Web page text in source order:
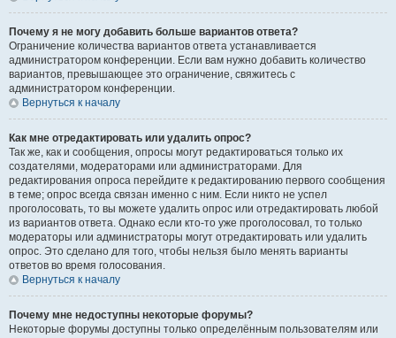
Почему я не могу добавить больше вариантов ответа?
Ограничение количества вариантов ответа устанавливается
администратором конференции. Если вам нужно добавить количество
вариантов, превышающее это ограничение, свяжитесь с
администратором конференции.
Вернуться к началу
Как мне отредактировать или удалить опрос?
Так же, как и сообщения, опросы могут редактироваться только их
создателями, модераторами или администраторами. Для
редактирования опроса перейдите к редактированию первого сообщения
в теме; опрос всегда связан именно с ним. Если никто не успел
проголосовать, то вы можете удалить опрос или отредактировать любой
из вариантов ответа. Однако если кто-то уже проголосовал, то только
модераторы или администраторы могут отредактировать или удалить
опрос. Это сделано для того, чтобы нельзя было менять варианты
ответов во время голосования.
Вернуться к началу
Почему мне недоступны некоторые форумы?
Некоторые форумы доступны только определённым пользователям или